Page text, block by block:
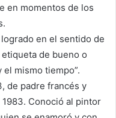
en momentos de los
en el sentido de
de bueno o
mismo tiempo”.
de padre francés y
Conoció al pintor